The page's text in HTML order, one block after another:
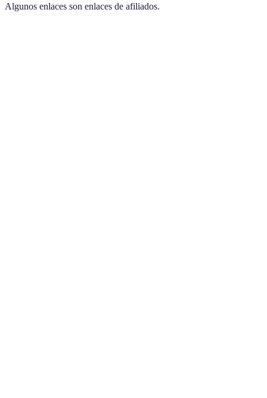
Algunos enlaces son enlaces de afiliados.